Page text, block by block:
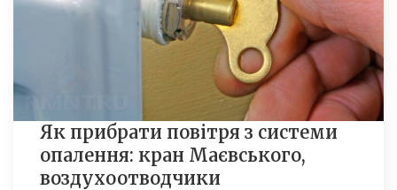
Як прибрати повітря з системи
опалення: кран Маєвського,
воздухоотводчики